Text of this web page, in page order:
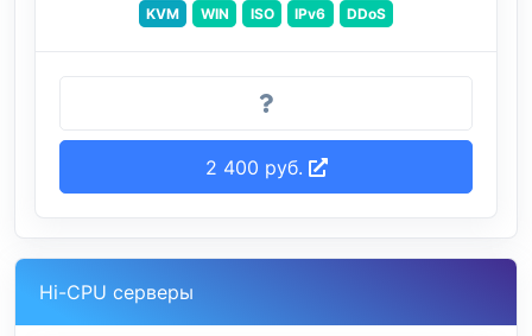
KVM WIN ISO IPv6 DDoS
2 400 руб.
Hi-CPU серверы